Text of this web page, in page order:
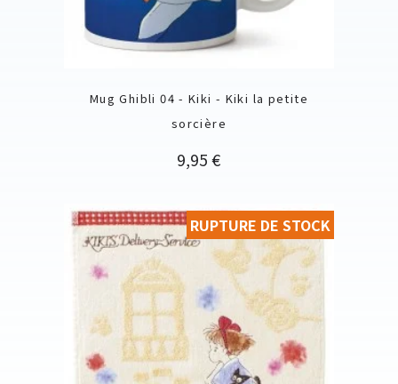
Mug Ghibli 04 - Kiki - Kiki la petite
sorcière
Prix
9,95 €
RUPTURE DE STOCK